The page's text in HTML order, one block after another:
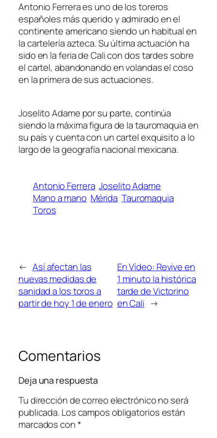
Antonio Ferrera es uno de los toreros
españoles más querido y admirado en el
continente americano siendo un habitual en
la cartelería azteca. Su última actuación ha
sido en la feria de Cali con dos tardes sobre
el cartel, abandonando en volandas el coso
en la primera de sus actuaciones.
Joselito Adame por su parte, continúa
siendo la máxima figura de la tauromaquia en
su país y cuenta con un cartel exquisito a lo
largo de la geografía nacional mexicana.
Antonio Ferrera Joselito Adame
Mano a mano Mérida Tauromaquia
Toros
← Así afectan las
nuevas medidas de
sanidad a los toros a
partir de hoy 1 de enero
En Vídeo: Revive en
1 minuto la histórica
tarde de Victorino
en Cali →
Comentarios
Deja una respuesta
Tu dirección de correo electrónico no será
publicada. Los campos obligatorios están
marcados con*